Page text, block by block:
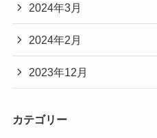
2024年3月
2024年2月
2023年12月
カテゴリー